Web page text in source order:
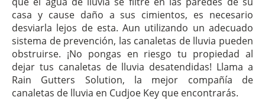
casa y cause daño a sus cimientos, es necesario
desviarla lejos de esta. Aun utilizando un adecuado
sistema de prevención, las canaletas de lluvia pueden
obstruirse. ¡No pongas en riesgo tu propiedad al
dejar tus canaletas de lluvia desatendidas! Llama a
Rain Gutters Solution, la mejor compañía de
canaletas de lluvia en Cudjoe Key que encontrarás.